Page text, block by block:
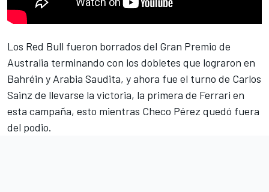
Los Red Bull fueron borrados del Gran Premio de
Australia terminando con los dobletes que lograron en
Bahréin y Arabia Saudita, y ahora fue el turno de Carlos
Sainz de llevarse la victoria, la primera de Ferrari en
esta campaña, esto mientras Checo Pérez quedó fuera
del podio.